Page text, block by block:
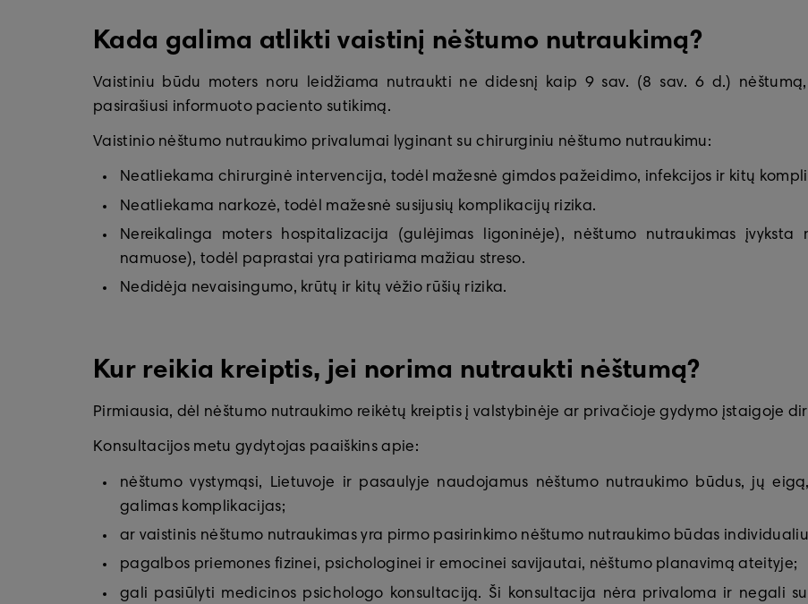
Kada galima atlikti vaistinį nėštumo nutraukimą?
Vaistiniu būdu moters noru leidžiama nutraukti ne didesnį kaip 9 sav. (8 sav. 6 d.)
pasirašiusi informuoto paciento sutikimą.
Vaistinio nėštumo nutraukimo privalumai lyginant su chirurginiu nėštumo nutraukimu:
Neatliekama chirurginė intervencija, todėl mažesnė gimdos pažeidimo, infekcijos ir kitų
Neatliekama narkozė, todėl mažesnė susijusių komplikacijų rizika.
Nereikalinga moters hospitalizacija (gulėjimas ligoninėje), nėštumo nutraukimas
namuose), todėl paprastai yra patiriama mažiau streso.
Nedidėja nevaisingumo, krūtų ir kitų vėžio rūšių rizika.
Kur reikia kreiptis, jei norima nutraukti nėštumą?
Pirmiausia, dėl nėštumo nutraukimo reikėtų kreiptis į valstybinėje ar privačioje gydymo įstaigoje
Konsultacijos metu gydytojas paaiškins apie:
nėštumo vystymąsi, Lietuvoje ir pasaulyje naudojamus nėštumo nutraukimo būdus, jų
galimas komplikacijas;
ar vaistinis nėštumo nutraukimas yra pirmo pasirinkimo nėštumo nutraukimo būdas
pagalbos priemones fizinei, psichologinei ir emocinei savijautai, nėštumo planavimą ateityje;
gali pasiūlyti medicinos psichologo konsultaciją. Ši konsultacija nėra privaloma ir negali